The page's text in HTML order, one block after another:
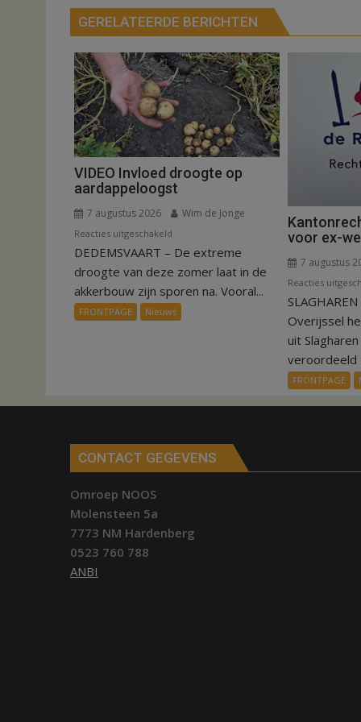
GERELATEERDE BERICHTEN
VIDEO Invloed droogte op
aardappeloogst
7 augustus 2026 Wim de Jonge
Reacties uitgeschakeld
VIDEO
Invloed
op
aardappeloogst
DEDEMSVAART – De extreme
droogte van deze zomer laat in de
akkerbouw zijn sporen na. Vooral...
FRONTPAGE Nieuws
voor ex-
7 augustus
Reacties
Overijssel
uit
veroordeeld
FRONTPAGE
CONTACT GEGEVENS
Omroep NOOS
Molensteen 5a
7773 NM Hardenberg
0523 760 788
ANBI